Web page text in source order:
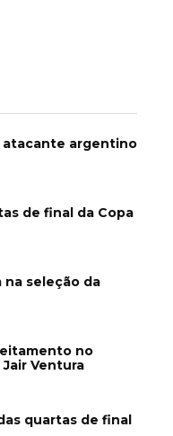
atacante argentino
de final da Copa
seleção da
no
Ventura
quartas de final